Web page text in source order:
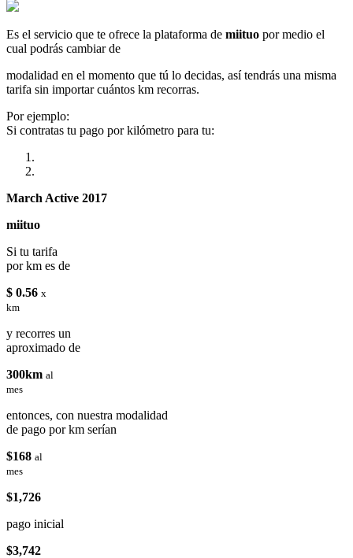
Es el servicio que te ofrece la plataforma de miituo por medio el
cual podrás cambiar de
modalidad en el momento que tú lo decidas, así tendrás una misma
tarifa sin importar cuántos km recorras.
Por ejemplo:
Si contratas tu pago por kilómetro para tu:
March Active 2017
miituo
Si tu tarifa
por km es de
$ 0.56 x
km
y recorres un
aproximado de
300km al
mes
entonces, con nuestra modalidad
de pago por km serían
$168 al
mes
$1,726
pago inicial
$3,742